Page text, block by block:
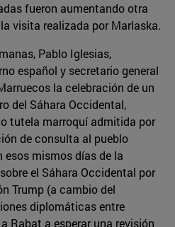
fueron aumentando otra
visita realizada por Marlaska.
Pablo Iglesias,
español y secretario general
la celebración de un
del Sáhara Occidental,
tutela marroquí admitida por
de consulta al pueblo
esos mismos días de la
el Sáhara Occidental por
Trump (a cambio del
diplomáticas entre
Rabat a esperar una revisión